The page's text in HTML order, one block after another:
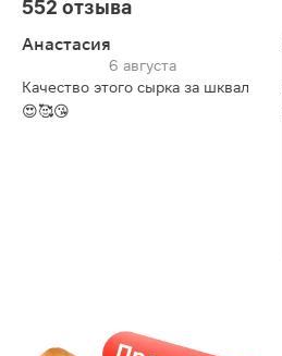
552 отзыва
Анастасия
6 августа
Качество этого сырка за шквал
😍🥰😘